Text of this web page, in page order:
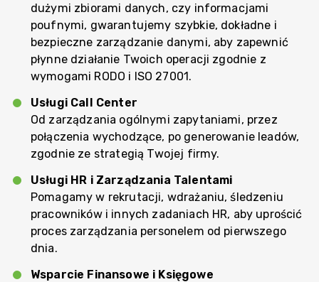
dużymi zbiorami danych, czy informacjami
poufnymi, gwarantujemy szybkie, dokładne i
bezpieczne zarządzanie danymi, aby zapewnić
płynne działanie Twoich operacji zgodnie z
wymogami RODO i ISO 27001.
Usługi Call Center
Od zarządzania ogólnymi zapytaniami, przez
połączenia wychodzące, po generowanie leadów,
zgodnie ze strategią Twojej firmy.
Usługi HR i Zarządzania Talentami
Pomagamy w rekrutacji, wdrażaniu, śledzeniu
pracowników i innych zadaniach HR, aby uprościć
proces zarządzania personelem od pierwszego
dnia.
Wsparcie Finansowe i Księgowe